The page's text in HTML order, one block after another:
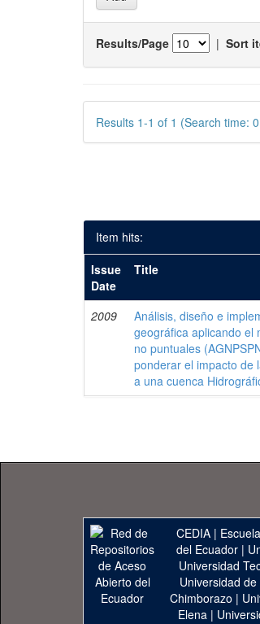
Results/Page | Sort
Results 1-1 of 1 (Search time:
Item hits:
Issue
Date
Title
2009
Análisis, diseño e
geográfica aplicando el
no puntuales
ponderar el impacto de
a una cuenca
CEDIA |
del Ecuador|
Universidad
Universidad
Chimborazo |
Elena |